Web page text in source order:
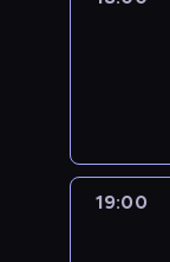
19:00